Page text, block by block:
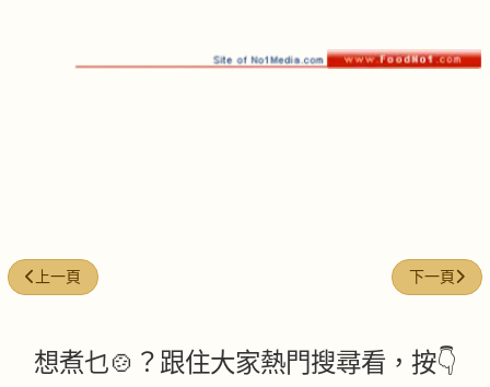
上一篇文章: 家鄉煎蝦餅
上一頁 下一篇文章
下一頁
想煮乜🍲？跟住大家熱門搜尋看，按👇